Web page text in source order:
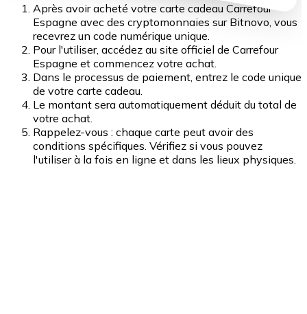
Après avoir acheté votre carte cadeau Carrefour
Espagne avec des cryptomonnaies sur Bitnovo, vous
recevrez un code numérique unique.
Pour l'utiliser, accédez au site officiel de Carrefour
Espagne et commencez votre achat.
Dans le processus de paiement, entrez le code unique
de votre carte cadeau.
Le montant sera automatiquement déduit du total de
votre achat.
Rappelez-vous : chaque carte peut avoir des
conditions spécifiques. Vérifiez si vous pouvez
l'utiliser à la fois en ligne et dans les lieux physiques.